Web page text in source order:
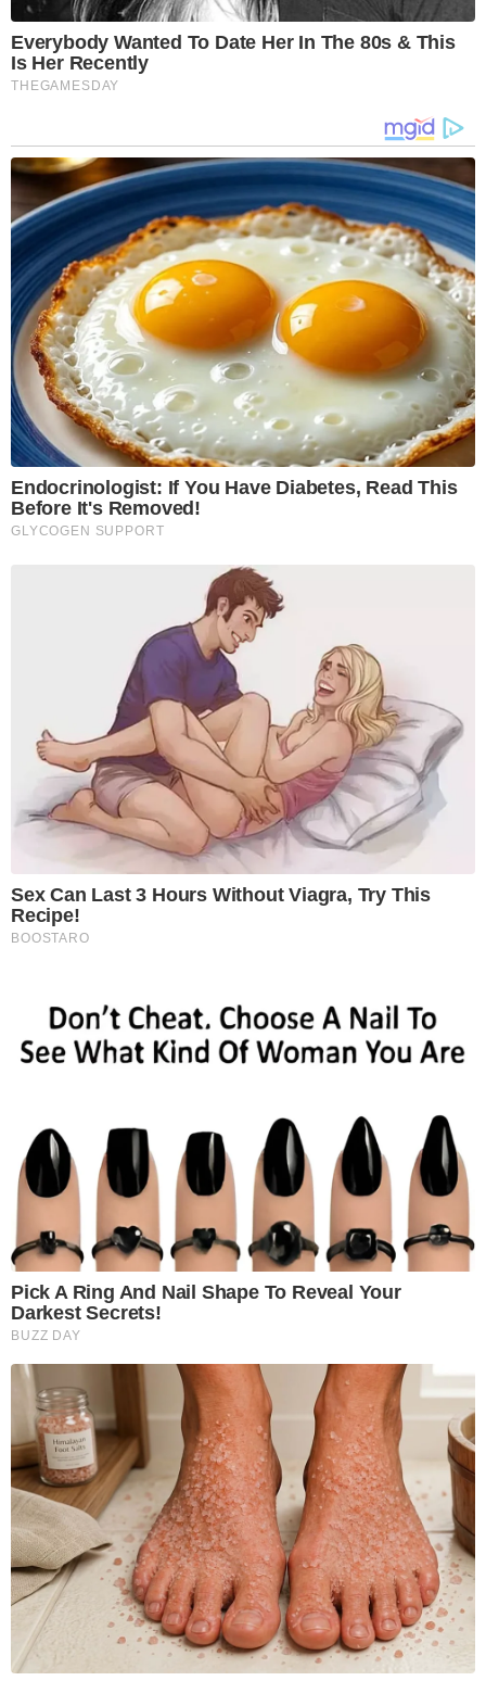
Everybody Wanted To Date Her In The 80s & This
Is Her Recently
THEGAMESDAY
Endocrinologist: If You Have Diabetes, Read This
Before It's Removed!
GLYCOGEN SUPPORT
Sex Can Last 3 Hours Without Viagra, Try This
Recipe!
BOOSTARO
Pick A Ring And Nail Shape To Reveal Your
Darkest Secrets!
BUZZ DAY